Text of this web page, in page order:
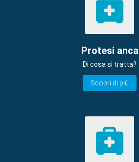
Protesi anca
Di cosa si tratta?
Scopri di più